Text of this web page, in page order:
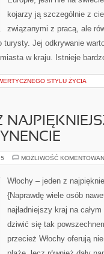
kojarzy ją szczególnie z
związanymi z pracą, ale
turysty. Jej odkrywanie
w kraju. Istnieje
STYLU ŻYCIA
MOŻLIWOŚĆ
Włochy – jeden z
{Naprawdę wiele osób
najładniejszy kraj na
dziwić się tak
przecież Włochy oferują